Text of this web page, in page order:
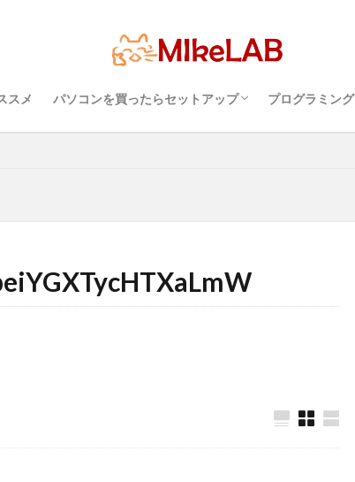
スメ パソコンを買ったらセットアップ
超初心者のパソコンの選び方（３）・・・知
超初心者のパソコンの選び方（１）・・・
超初心者のパソコンの選び方（２）・・・快
プログラミン
プログラミン
パソコンのセ
Visual Studio
タッチタイピ
っておこうスペック
Windows？それとも Mac？
適に使うためのPC性能選び 境
めざせブライ
セキュリティ対策ソフト Visual Studio Code